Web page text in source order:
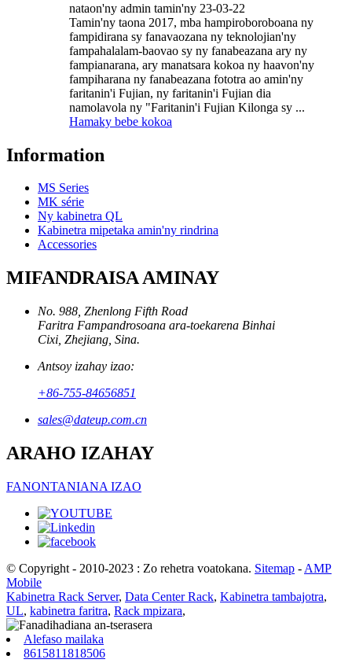
nataon'ny admin tamin'ny 23-03-22
Tamin'ny taona 2017, mba hampiroboroboana ny
fampidirana sy fanavaozana ny teknolojian'ny
fampahalalam-baovao sy ny fanabeazana ary ny
fampianarana, ary manatsara kokoa ny haavon'ny
fampiharana ny fanabeazana fototra ao amin'ny
faritanin'i Fujian, ny faritanin'i Fujian dia
namolavola ny "Faritanin'i Fujian Kilonga sy ...
Hamaky bebe kokoa
Information
MS Series
MK série
Ny kabinetra QL
Kabinetra mipetaka amin'ny rindrina
Accessories
MIFANDRAISA AMINAY
No. 988, Zhenlong Fifth Road
Faritra Fampandrosoana ara-toekarena Binhai
Cixi, Zhejiang, Sina.
Antsoy izahay izao:
+86-755-84656851
sales@dateup.com.cn
ARAHO IZAHAY
FANONTANIANA IZAO
© Copyright - 2010-2023 : Zo rehetra voatokana. Sitemap - AMP
Mobile
Kabinetra Rack Server, Data Center Rack, Kabinetra tambajotra,
UL, kabinetra faritra, Rack mpizara,
Alefaso mailaka
8615811818506